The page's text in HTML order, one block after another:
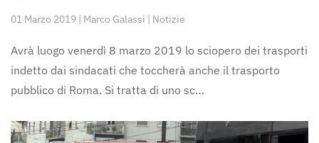
01 Marzo 2019 | Marco Galassi | Notizie
Avrà luogo venerdì 8 marzo 2019 lo sciopero dei trasporti
indetto dai sindacati che toccherà anche il trasporto
pubblico di Roma. Si tratta di uno sc…